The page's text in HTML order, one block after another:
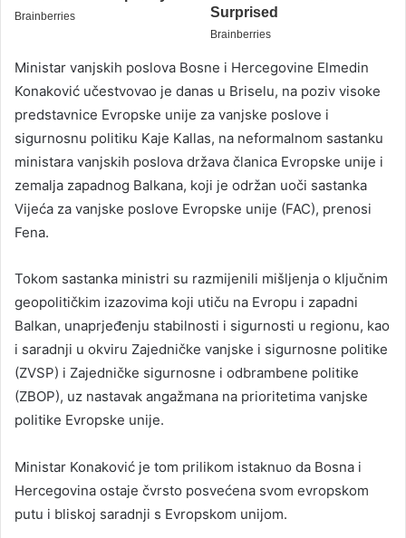
Ministar vanjskih poslova Bosne i Hercegovine Elmedin
Konaković učestvovao je danas u Briselu, na poziv visoke
predstavnice Evropske unije za vanjske poslove i
sigurnosnu politiku Kaje Kallas, na neformalnom sastanku
ministara vanjskih poslova država članica Evropske unije i
zemalja zapadnog Balkana, koji je održan uoči sastanka
Vijeća za vanjske poslove Evropske unije (FAC), prenosi
Fena.
Tokom sastanka ministri su razmijenili mišljenja o ključnim
geopolitičkim izazovima koji utiču na Evropu i zapadni
Balkan, unaprjeđenju stabilnosti i sigurnosti u regionu, kao
i saradnji u okviru Zajedničke vanjske i sigurnosne politike
(ZVSP) i Zajedničke sigurnosne i odbrambene politike
(ZBOP), uz nastavak angažmana na prioritetima vanjske
politike Evropske unije.
Ministar Konaković je tom prilikom istaknuo da Bosna i
Hercegovina ostaje čvrsto posvećena svom evropskom
putu i bliskoj saradnji s Evropskom unijom.